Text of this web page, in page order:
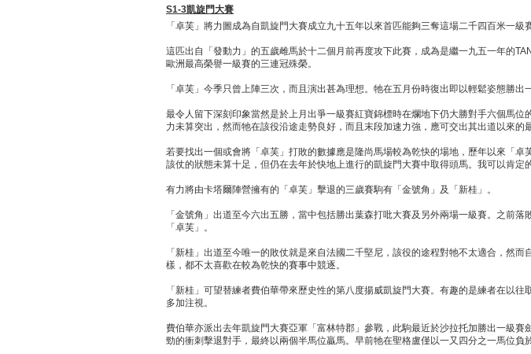
S1-3凱旋門大賽
「卓芙」將力圖成為自凱旋門大賽成立九十五年以來首匹能夠三奪這場二千四百米一
這匹出自「發動力」的五歲雌馬於十二個月前再度攻下此賽，成為是繼一九五一年的
歐洲最高榮譽一級賽的三連冠殊榮。
「卓芙」今季只曾上陣三次，而且演出甚為理想。牠在五月份時復出即以輕鬆姿態勝
最令人留下深刻印象當然是於上月出爭一級賽紅寶錦標時在爛地下仍大勝對手六個馬
力未算突出，然而牠在該役沿途走勢良好，而且末段加速力強，應可交出其出道以來的
若要找出一個或會將「卓芙」打敗的數據應是隆尚馬場較為乾快的場地，歷年以來「
該仗的狀態未算十足，但仍在去年於快地上進行的凱旋門大賽中取得頭馬。我可以肯定
有力將由卡塔爾陣營擁有的「卓芙」擊退的三歲賽駒有「金號角」及「新桂」。
「金號角」出道至今六出五勝，當中包括勝出葉森打吡大賽及另外兩場一級賽。之前
「卓芙」。
「新桂」出道至今唯一的敗仗就是來自法國二千堅尼，該役的途程對牠不太適合，然
樣，都不太喜歡在較為乾快的賽事中競逐。
「新桂」可望替練者費伯華帶來歷史性的第八度揚威凱旋門大賽。有趣的是練者在以
多加注視。
費伯華亦派出去年凱旋門大賽亞軍「富林特郡」參戰，此駒最近於沙拉托加勝出一級
勁的衝刺擊退對手，最終以兩個半馬位贏馬。早前牠在聖格盧僅以一又四分之一馬位負